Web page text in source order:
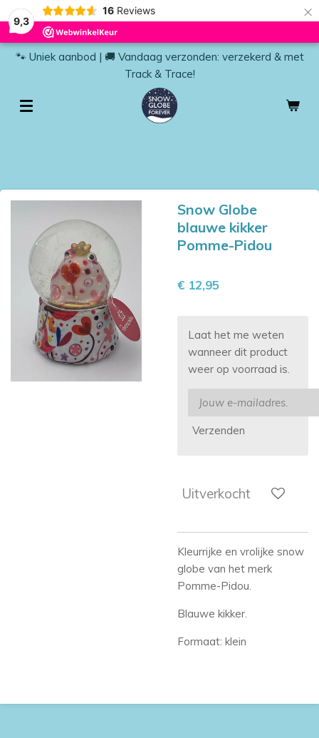
9,3
16 Reviews ×
🐾 Uniek aanbod | 🚚 Vandaag verzonden: verzekerd & met
Track & Trace!
Snow Globe
blauwe kikker
Pomme-Pidou
€ 12,95
Laat het me weten
wanneer dit product
weer op voorraad is.
Verzenden
Uitverkocht
Kleurrijke en vrolijke snow
globe van het merk
Pomme-Pidou.
Blauwe kikker.
Formaat: klein